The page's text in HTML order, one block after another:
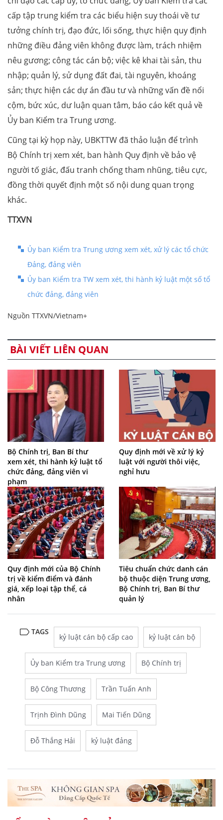
cấp tập trung kiểm tra các biểu hiện suy thoái về tư
tưởng chính trị, đạo đức, lối sống, thực hiện quy định
những điều đảng viên không được làm, trách nhiệm
nêu gương; công tác cán bộ; việc kê khai tài sản, thu
nhập; quản lý, sử dụng đất đai, tài nguyên, khoáng
sản; thực hiện các dự án đầu tư và những vấn đề nổi
cộm, bức xúc, dư luận quan tâm, báo cáo kết quả về
Ủy ban Kiểm tra Trung ương.
Cũng tại kỳ họp này, UBKTTW đã thảo luận để trình
Bộ Chính trị xem xét, ban hành Quy định về bảo vệ
người tố giác, đấu tranh chống tham nhũng, tiêu cực,
đồng thời quyết định một số nội dung quan trọng
khác.
TTXVN
Ủy ban Kiểm tra Trung ương xem xét, xử lý các tổ chức
Đảng, đảng viên
Ủy ban Kiểm tra TW xem xét, thi hành kỷ luật một số tổ
chức đảng, đảng viên
Nguồn TTXVN/Vietnam+
BÀI VIẾT LIÊN QUAN
Bộ Chính trị, Ban Bí thư
xem xét, thi hành kỷ luật tổ
chức đảng, đảng viên vi
phạm
Quy định mới về xử lý kỷ
luật với người thôi việc,
nghỉ hưu
Quy định mới của Bộ Chính
trị về kiểm điểm và đánh
giá, xếp loại tập thể, cá
nhân
Tiêu chuẩn chức danh cán
bộ thuộc diện Trung ương,
Bộ Chính trị, Ban Bí thư
quản lý
TAGS
kỷ luật cán bộ cấp cao kỷ luật cán bộ
Ủy ban Kiểm tra Trung ương Bộ Chính trị
Bộ Công Thương Trần Tuấn Anh
Trịnh Đình Dũng Mai Tiến Dũng
Đỗ Thắng Hải kỷ luật đảng